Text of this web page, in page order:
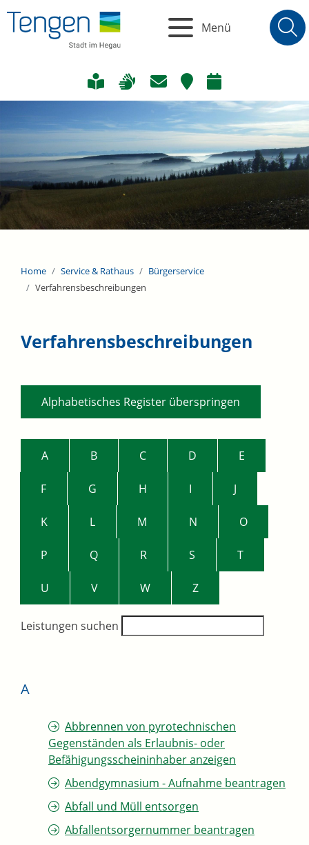
Menü
Home Service & Rathaus
Bürgerservice
Verfahrensbeschreibungen
Verfahrensbeschreibungen
Alphabetisches Register überspringen
A B C D E
F G H I J
K L M N O
P Q R S T
U V W Z
Leistungen suchen
A
Abbrennen von pyrotechnischen
Gegenständen als Erlaubnis- oder
Befähigungsscheininhaber anzeigen
Abendgymnasium - Aufnahme beantragen
Abfall und Müll entsorgen
Abfallentsorgernummer beantragen